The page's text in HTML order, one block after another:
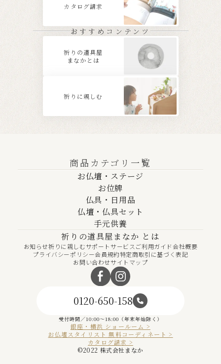
カタログ請求
おすすめコンテンツ
祈りの道具屋
まなかとは
祈りに親しむ
商品カテゴリ一覧
お仏壇・ステージ
お位牌
仏具・日用品
仏壇・仏具セット
手元供養
祈りの道具屋まなか とは
お知らせ祈りに親しむサポートサービスご利用ガイド会社概要
プライバシーポリシー会員規約特定商取引に基づく表記
お問い合わせサイトマップ
0120-650-158
受付時間／10:00～18:00（年末年始除く）
銀座・横浜 ショールーム >
お仏壇スタイリスト 無料コーディネート >
カタログ請求 >
©︎2022 株式会社まなか